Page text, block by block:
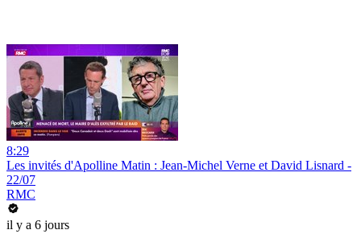
8:29
Les invités d'Apolline Matin : Jean-Michel Verne et David Lisnard -
22/07
RMC
il y a 6 jours